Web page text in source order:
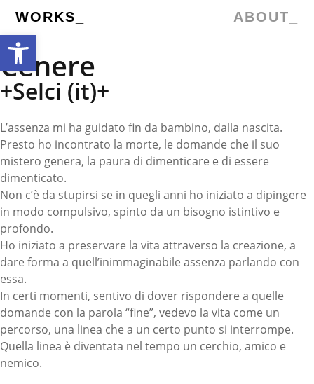
Open toolbar
WORKS_ ABOUT_
Cenere
+Selci (it)+
L’assenza mi ha guidato fin da bambino, dalla nascita.
Presto ho incontrato la morte, le domande che il suo
mistero genera, la paura di dimenticare e di essere
dimenticato.
Non c’è da stupirsi se in quegli anni ho iniziato a dipingere
in modo compulsivo, spinto da un bisogno istintivo e
profondo.
Ho iniziato a preservare la vita attraverso la creazione, a
dare forma a quell’inimmaginabile assenza parlando con
essa.
In certi momenti, sentivo di dover rispondere a quelle
domande con la parola “fine”, vedevo la vita come un
percorso, una linea che a un certo punto si interrompe.
Quella linea è diventata nel tempo un cerchio, amico e
nemico.